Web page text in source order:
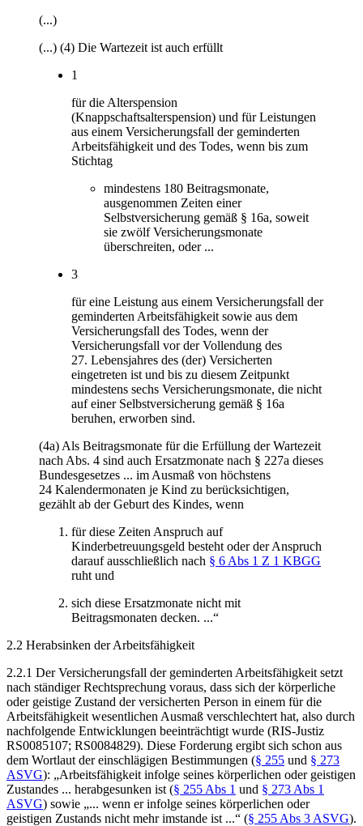
(...)
(...) (4) Die Wartezeit ist auch erfüllt
1
für die Alterspension
(Knappschaftsalterspension) und für Leistungen
aus einem Versicherungsfall der geminderten
Arbeitsfähigkeit und des Todes, wenn bis zum
Stichtag
mindestens 180 Beitragsmonate,
ausgenommen Zeiten einer
Selbstversicherung gemäß § 16a, soweit
sie zwölf Versicherungsmonate
überschreiten, oder ...
3
für eine Leistung aus einem Versicherungsfall der
geminderten Arbeitsfähigkeit sowie aus dem
Versicherungsfall des Todes, wenn der
Versicherungsfall vor der Vollendung des
27. Lebensjahres des (der) Versicherten
eingetreten ist und bis zu diesem Zeitpunkt
mindestens sechs Versicherungsmonate, die nicht
auf einer Selbstversicherung gemäß § 16a
beruhen, erworben sind.
(4a) Als Beitragsmonate für die Erfüllung der Wartezeit
nach Abs. 4 sind auch Ersatzmonate nach § 227a dieses
Bundesgesetzes ... im Ausmaß von höchstens
24 Kalendermonaten je Kind zu berücksichtigen,
gezählt ab der Geburt des Kindes, wenn
für diese Zeiten Anspruch auf
Kinderbetreuungsgeld besteht oder der Anspruch
darauf ausschließlich nach § 6 Abs 1 Z 1 KBGG
ruht und
sich diese Ersatzmonate nicht mit
Beitragsmonaten decken. ...“
2.2 Herabsinken der Arbeitsfähigkeit
2.2.1 Der Versicherungsfall der geminderten Arbeitsfähigkeit setzt
nach ständiger Rechtsprechung voraus, dass sich der körperliche
oder geistige Zustand der versicherten Person in einem für die
Arbeitsfähigkeit wesentlichen Ausmaß verschlechtert hat, also durch
nachfolgende Entwicklungen beeinträchtigt wurde (RIS-Justiz
RS0085107; RS0084829). Diese Forderung ergibt sich schon aus
dem Wortlaut der einschlägigen Bestimmungen (§ 255 und § 273
ASVG): „Arbeitsfähigkeit infolge seines körperlichen oder geistigen
Zustandes ... herabgesunken ist (§ 255 Abs 1 und § 273 Abs 1
ASVG) sowie „... wenn er infolge seines körperlichen oder
geistigen Zustands nicht mehr imstande ist ...“ (§ 255 Abs 3 ASVG).